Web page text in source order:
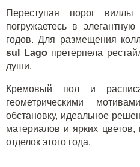
Переступая порог
погружаетесь в
годов. Для размещения
sul Lagoпретерпела
души.
Кремовый пол и
геометрическими
обстановку, идеальное
материалов и ярких
отделок этого года.